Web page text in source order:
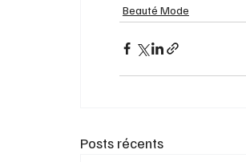
Beauté Mode
Posts récents